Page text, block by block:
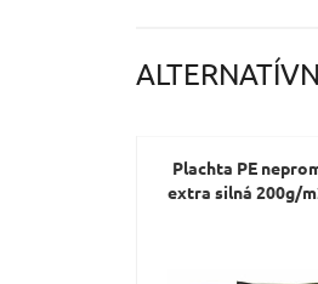
Plachta PE
extra silná 200g/